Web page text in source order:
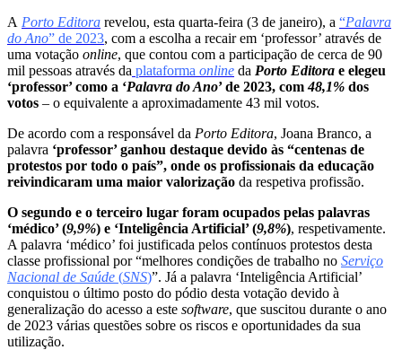
A Porto Editora revelou, esta quarta-feira (3 de janeiro), a “Palavra
do Ano” de 2023, com a escolha a recair em ‘professor’ através de
uma votação online, que contou com a participação de cerca de 90
mil pessoas através da plataforma online da Porto Editora e elegeu
‘professor’ como a ‘Palavra do Ano’ de 2023, com48,1% dos
votos – o equivalente a aproximadamente 43 mil votos.
De acordo com a responsável da Porto Editora, Joana Branco, a
palavra ‘professor’ ganhou destaque devido às “centenas de
protestos por todo o país”, onde os profissionais da educação
reivindicaram uma maior valorização da respetiva profissão.
O segundo e o terceiro lugar foram ocupados pelas palavras
‘médico’ (9,9%) e ‘Inteligência Artificial’ (9,8%), respetivamente.
A palavra ‘médico’ foi justificada pelos contínuos protestos desta
classe profissional por “melhores condições de trabalho no Serviço
Nacional de Saúde (SNS)”. Já a palavra ‘Inteligência Artificial’
conquistou o último posto do pódio desta votação devido à
generalização do acesso a este software, que suscitou durante o ano
de 2023 várias questões sobre os riscos e oportunidades da sua
utilização.